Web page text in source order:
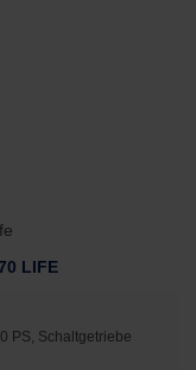
LIFE
PS, Schaltgetriebe